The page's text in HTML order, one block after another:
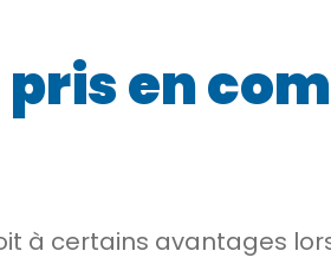
en
à certains avantages